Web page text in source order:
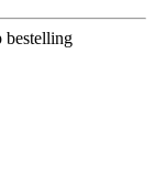
bestelling